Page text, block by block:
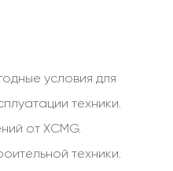
условия для
техники.
от XCMG.
техники.